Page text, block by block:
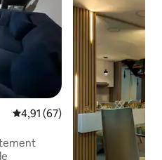
Gemiddelde beoordeling van
4,91 (67)